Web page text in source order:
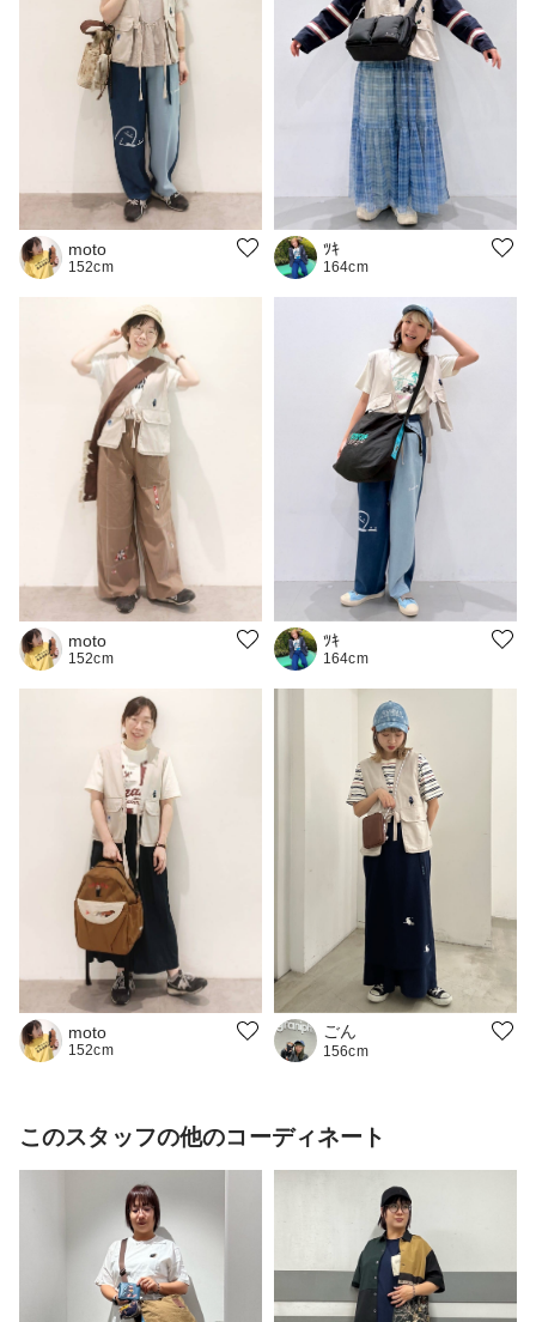
moto
152cm
ﾂｷ
164cm
moto
152cm
ﾂｷ
164cm
moto
152cm
ごん
156cm
このスタッフの他のコーディネート